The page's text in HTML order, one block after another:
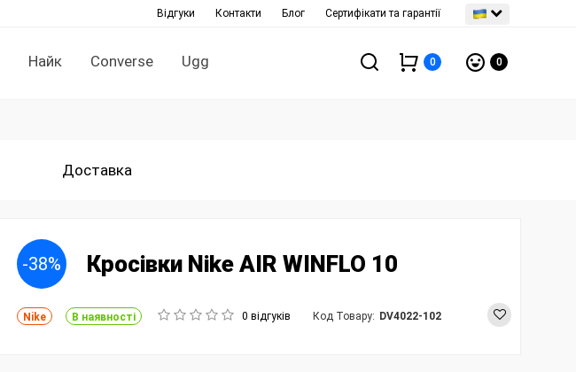
Найк Converse Ugg
Відгуки Контакти Блог Сертифікати та гарантії
0 0
Доставка
-38% Кросівки Nike AIR WINFLO 10
Nike В наявності 0 відгуків Код Товару: DV4022-102